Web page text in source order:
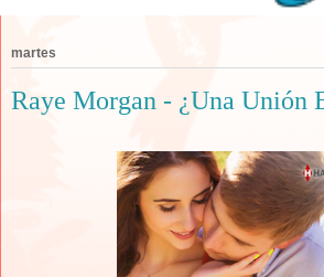
martes
Raye Morgan - ¿Una Unión